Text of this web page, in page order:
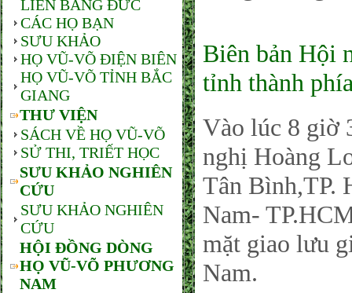
LIÊN BANG ĐỨC
CÁC HỌ BẠN
SƯU KHẢO
HỌ VŨ-VÕ ĐIỆN BIÊN
HỌ VŨ-VÕ TỈNH BẮC
GIANG
THƯ VIỆN
SÁCH VỀ HỌ VŨ-VÕ
SỬ THI, TRIẾT HỌC
SƯU KHẢO NGHIÊN
CỨU
SƯU KHẢO NGHIÊN
CỨU
HỘI ĐỒNG DÒNG
HỌ VŨ-VÕ PHƯƠNG
NAM
Biên bản Hội
tỉnh thành
Vào lúc 8 giờ
nghị Hoàng
Tân Bình,TP.
Nam-
mặt giao lưu
Nam.